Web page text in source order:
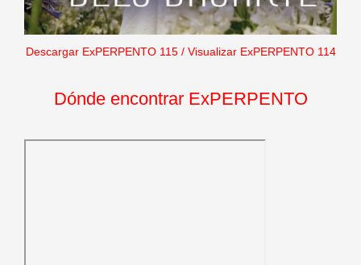
Descargar ExPERPENTO 115/ Visualizar ExPERPENTO 114
Dónde encontrar ExPERPENTO